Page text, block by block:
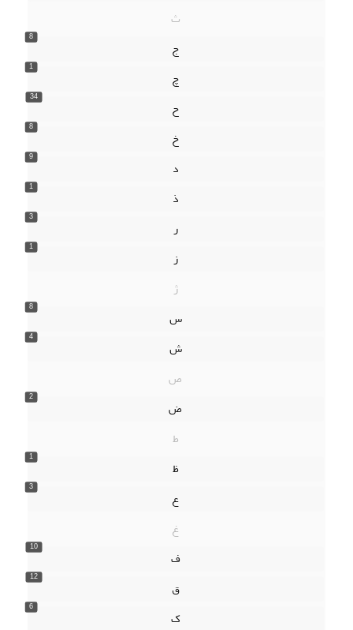
ث
8
ج
1
چ
34
ح
8
خ
9
د
1
ذ
3
ر
1
ز
ژ
8
س
4
ش
ص
2
ض
ط
1
ظ
3
ع
غ
10
ف
12
ق
6
ک